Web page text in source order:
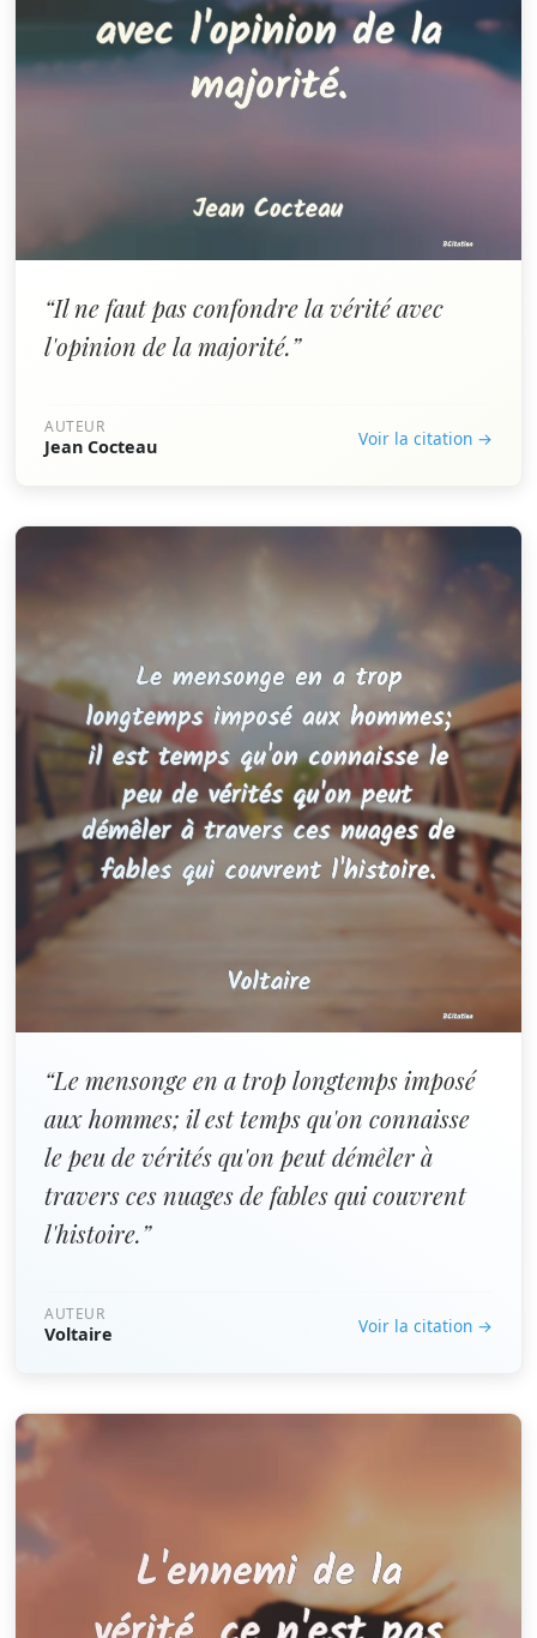
“Il ne faut pas confondre la vérité avec
l'opinion de la majorité.”
AUTEUR
Jean Cocteau Voir la citation →
“Le mensonge en a trop longtemps imposé
aux hommes; il est temps qu'on connaisse
le peu de vérités qu'on peut démêler à
travers ces nuages de fables qui couvrent
l'histoire.”
AUTEUR
Voltaire Voir la citation →